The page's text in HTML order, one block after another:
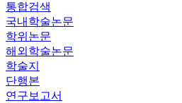
통합검색
국내학술논문
학위논문
해외학술논문
학술지
단행본
연구보고서